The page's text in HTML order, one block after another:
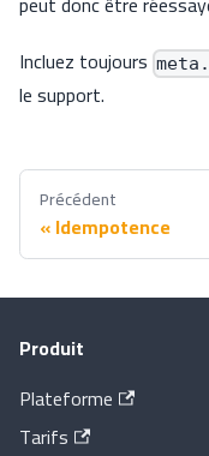
Incluez toujours
le support.
Précédent
Idempotence
Produit
Plateforme
Tarifs